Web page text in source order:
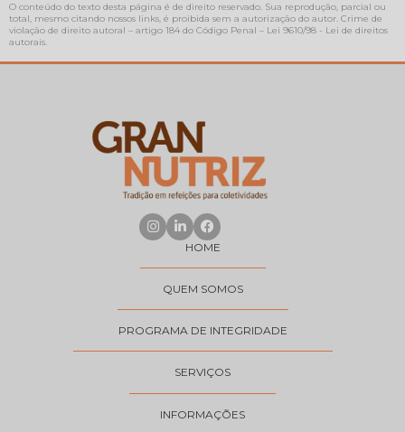
O conteúdo do texto desta página é de direito reservado. Sua reprodução, parcial ou
total, mesmo citando nossos links, é proibida sem a autorização do autor. Crime de
violação de direito autoral – artigo 184 do Código Penal – Lei 9610/98 - Lei de direitos
autorais.
HOME
QUEM SOMOS
PROGRAMA DE INTEGRIDADE
SERVIÇOS
INFORMAÇÕES